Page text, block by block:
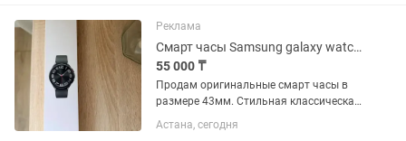
идеальное, полностью рабочее. Экран
чистый, без...
Реклама
Смарт часы Samsung galaxy watch 6 classic
55 000 ₸
Продам оригинальные смарт часы в
размере 43мм. Стильная классическая
модель с вращающимся безелем.
Состояние идеальное. Экран часов без
Астана, сегодня